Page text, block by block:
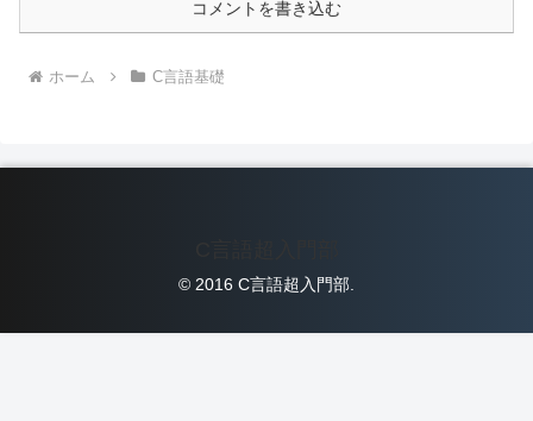
コメントを書き込む
ホーム C言語基礎
© 2016 C言語超入門部.